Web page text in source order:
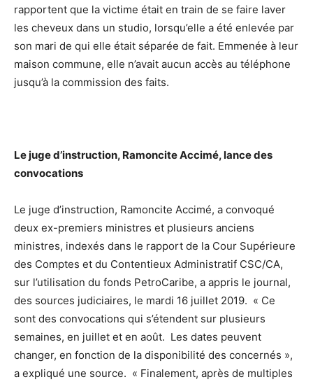
rapportent que la victime était en train de se faire laver
les cheveux dans un studio, lorsqu’elle a été enlevée par
son mari de qui elle était séparée de fait. Emmenée à leur
maison commune, elle n’avait aucun accès au téléphone
jusqu’à la commission des faits.
Le juge d’instruction, Ramoncite Accimé, lance des
convocations
Le juge d’instruction, Ramoncite Accimé, a convoqué
deux ex-premiers ministres et plusieurs anciens
ministres, indexés dans le rapport de la Cour Supérieure
des Comptes et du Contentieux Administratif CSC/CA,
sur l’utilisation du fonds PetroCaribe, a appris le journal,
des sources judiciaires, le mardi 16 juillet 2019. « Ce
sont des convocations qui s’étendent sur plusieurs
semaines, en juillet et en août. Les dates peuvent
changer, en fonction de la disponibilité des concernés »,
a expliqué une source. « Finalement, après de multiples